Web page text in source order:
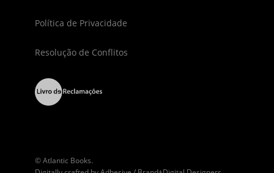
Política de Privacidade
Resolução de Conflitos
© Atlantic Books.